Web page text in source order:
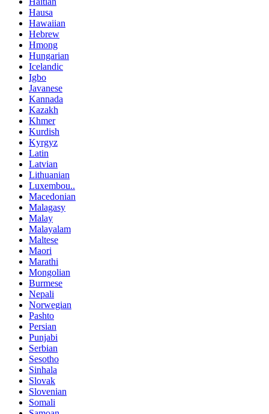
Hausa
Hawaiian
Hebrew
Hmong
Hungarian
Icelandic
Igbo
Javanese
Kannada
Kazakh
Khmer
Kurdish
Kyrgyz
Latin
Latvian
Lithuanian
Luxembou..
Macedonian
Malagasy
Malay
Malayalam
Maltese
Maori
Marathi
Mongolian
Burmese
Nepali
Norwegian
Pashto
Persian
Punjabi
Serbian
Sesotho
Sinhala
Slovak
Slovenian
Somali